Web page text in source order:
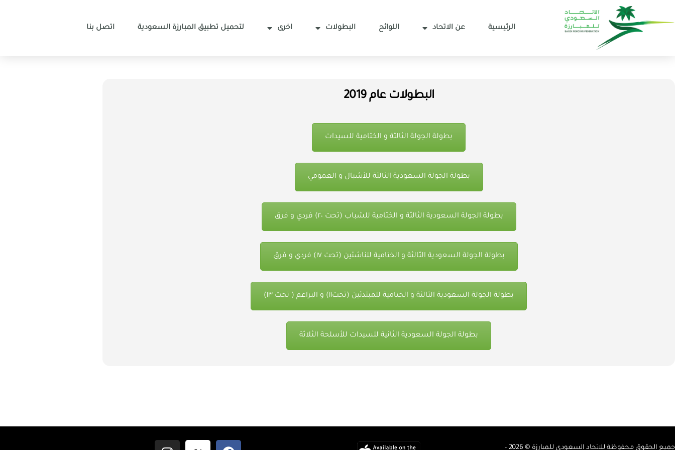
الرئيسية عن الاتحاد اللوائح البطولات اخرى لتحميل تطبيق المبارزة السعودية اتصل بنا
البطولات عام 2019
بطولة الجولة الثالثة و الختامية للسيدات
بطولة الجولة السعودية الثالثة للأشبال و العمومي
بطولة الجولة السعودية الثالثة و الختامية للشباب (تحت ٢٠) فردي و فرق
بطولة الجولة السعودية الثالثة و الختامية للناشئين (تحت ١٧) فردي و فرق
بطولة الجولة السعودية الثالثة و الختامية للمبتدئين (تحت١١) و البراعم ( تحت ١٣)
بطولة الجولة السعودية الثانية للسيدات للأسلحة الثلاثة
جميع الحقوق محفوظة للاتحاد السعودي للمبارزة © 2026 -